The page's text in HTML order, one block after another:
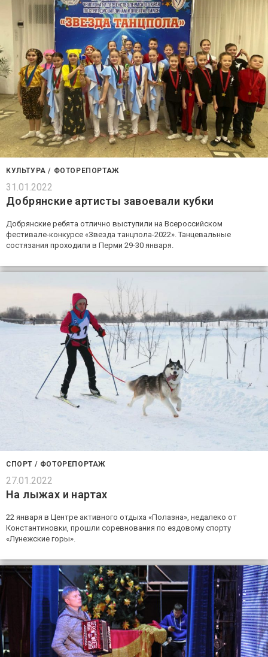
КУЛЬТУРА / ФОТОРЕПОРТАЖ
31.01.2022
Добрянские артисты завоевали кубки
Добрянские ребята отлично выступили на Всероссийском
фестивале-конкурсе «Звезда танцпола-2022». Танцевальные
состязания проходили в Перми 29-30 января.
СПОРТ / ФОТОРЕПОРТАЖ
27.01.2022
На лыжах и нартах
22 января в Центре активного отдыха «Полазна», недалеко от
Константиновки, прошли соревнования по ездовому спорту
«Лунежские горы».